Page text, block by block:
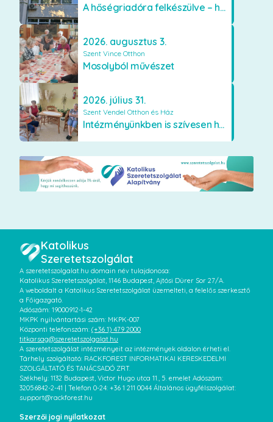
A hőségriadóra felkészülve – hűsítő fejlesztések a Szent Lajos Otthonban
2026. augusztus 3.
Szent Vince Otthon
Mosolyból művészet
2026. július 31.
Szent Vendel Otthon és Ház
Intézményünkben is szívesen használják a VR szemüveget
Katolikus
Szeretetszolgálat
A szeretetszolgalat.hu domain név tulajdonosa:
Katolikus Szeretetszolgálat, 1146 Budapest, Ajtósi Dürer Sor 27/A.
A weboldalt a Katolikus Szeretetszolgálat üzemelteti, a felelős szerkesztő
a Főigazgató.
Adószám: 19000912-1-42
MKPK nyilvántartási szám: MKPK-007
Központi telefonszám: (+36 1) 479 2000
titkarsag@szeretetszolgalat.hu
A szeretetszolgálat intézményeit az intézmények oldalon érheti el.
Tárhely szolgáltató: RACKFOREST INFORMATIKAI KERESKEDELMI
SZOLGÁLTATÓ ÉS TANÁCSADÓ ZRT.
Székhely: 1132 Budapest, Victor Hugo utca 11., 5. emelet Adószám:
32056842-2-41 | Telefon 0-24: +36 1 211 0044 Általános ügyfélszolgálat:
support@rackforest.hu
Szerzői jogi nyilatkozat